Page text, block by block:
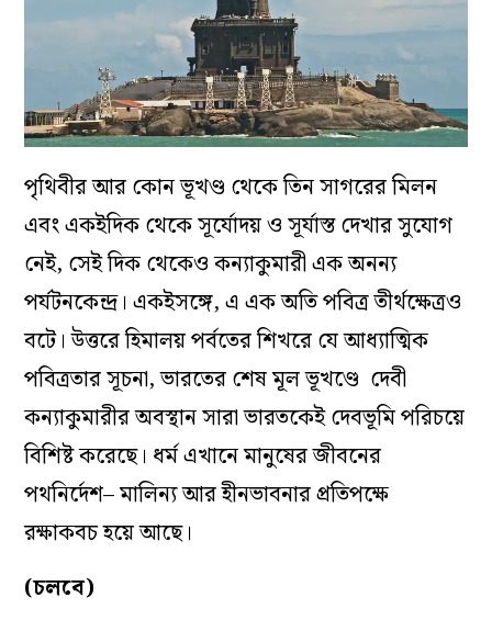
পৃথিবীর আর কোন ভূখণ্ড থেকে তিন সাগরের মিলন
এবং একইদিক থেকে সূর্যোদয় ও সূর্যাস্ত দেখার সুযোগ
নেই, সেই দিক থেকেও কন্যাকুমারী এক অনন্য
পর্যটনকেন্দ্র। একইসঙ্গে, এ এক অতি পবিত্র তীর্থক্ষেত্রও
বটে। উত্তরে হিমালয় পর্বতের শিখরে যে আধ্যাত্মিক
পবিত্রতার সূচনা, ভারতের শেষ মূল ভূখণ্ডে দেবী
কন্যাকুমারীর অবস্থান সারা ভারতকেই দেবভূমি পরিচয়ে
বিশিষ্ট করেছে। ধর্ম এখানে মানুষের জীবনের
পথনির্দেশ– মালিন্য আর হীনভাবনার প্রতিপক্ষে
রক্ষাকবচ হয়ে আছে।
(চলবে)